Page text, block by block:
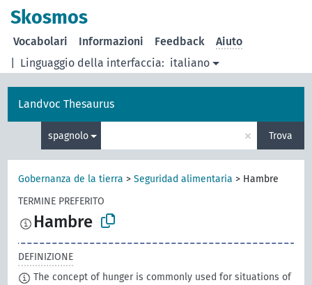
Skosmos
Linguaggio della interfaccia: italiano
Vocabolari Informazioni Feedback Aiuto
Landvoc Thesaurus
spagnolo × Trova
Gobernanza de la tierra >Seguridad alimentaria > Hambre
TERMINE PREFERITO
Hambre
DEFINIZIONE
The concept of hunger is commonly used for situations of